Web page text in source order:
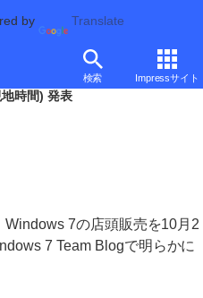
by Translate
検索 Impressサイト
7を10月22日に発売
時間) 発表
7の店頭販売を10月2
7 Team Blogで明らかに